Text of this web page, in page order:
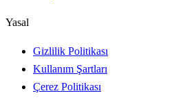
Yasal
Gizlilik Politikası
Kullanım Şartları
Çerez Politikası